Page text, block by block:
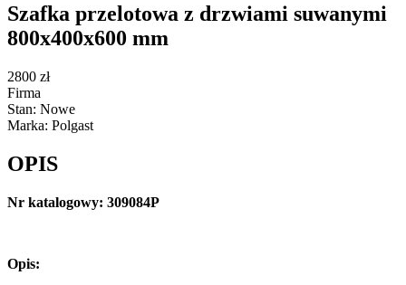
Szafka przelotowa z drzwiami suwanymi
800x400x600 mm
2800 zł
Firma
Stan: Nowe
Marka: Polgast
OPIS
Nr katalogowy: 309084P
Opis: